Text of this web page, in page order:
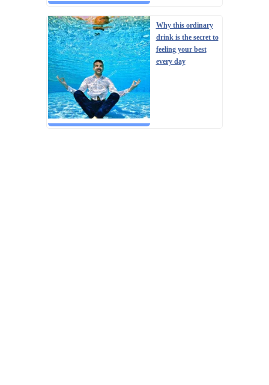
Why this ordinary
drink is the secret to
feeling your best
every day